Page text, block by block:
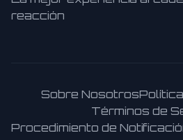
reacción
Sobre Nosotros
Términos de
Procedimiento de